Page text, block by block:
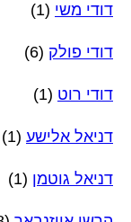
דודי משי (1)
דודי פולק (6)
דודי רוט (1)
דניאל אלישע (1)
דניאל גוטמן (1)